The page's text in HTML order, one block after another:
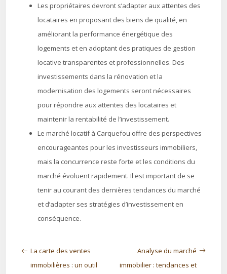
Les propriétaires devront s’adapter aux attentes des
locataires en proposant des biens de qualité, en
améliorant la performance énergétique des
logements et en adoptant des pratiques de gestion
locative transparentes et professionnelles. Des
investissements dans la rénovation et la
modernisation des logements seront nécessaires
pour répondre aux attentes des locataires et
maintenir la rentabilité de l’investissement.
Le marché locatif à Carquefou offre des perspectives
encourageantes pour les investisseurs immobiliers,
mais la concurrence reste forte et les conditions du
marché évoluent rapidement. Il est important de se
tenir au courant des dernières tendances du marché
et d’adapter ses stratégies d’investissement en
conséquence.
La carte des ventes
immobilières : un outil
Analyse du marché
immobilier : tendances et